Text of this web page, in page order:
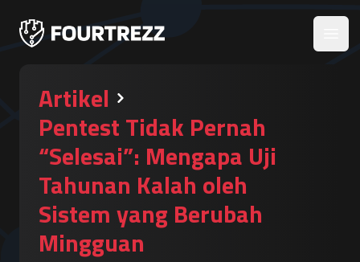
Artikel
Pentest Tidak Pernah
“Selesai”: Mengapa Uji
Tahunan Kalah oleh
Sistem yang Berubah
Mingguan